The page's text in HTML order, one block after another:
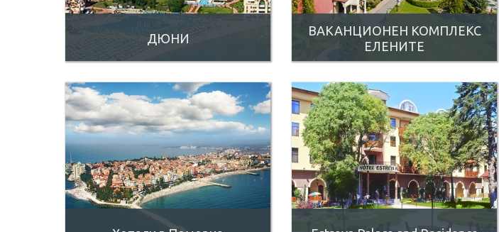
ДЮНИ
ВАКАНЦИОНЕН КОМПЛЕКС
ЕЛЕНИТЕ